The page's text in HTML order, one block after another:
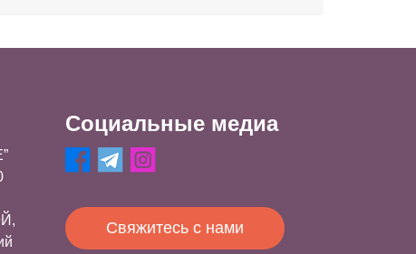
Социальные медиа
Свяжитесь с нами